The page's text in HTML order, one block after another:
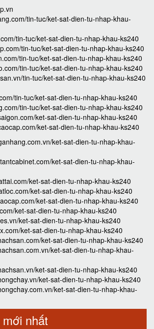
tin-tuc/ket-sat-dien-tu-nhap-khau-
tin-tuc/ket-sat-dien-tu-nhap-khau-ks240
tin-tuc/ket-sat-dien-tu-nhap-khau-ks240
tin-tuc/ket-sat-dien-tu-nhap-khau-ks240
tin-tuc/ket-sat-dien-tu-nhap-khau-ks240
tin-tuc/ket-sat-dien-tu-nhap-khau-ks240
tin-tuc/ket-sat-dien-tu-nhap-khau-ks240
tin-tuc/ket-sat-dien-tu-nhap-khau-ks240
ket-sat-dien-tu-nhap-khau-ks240
ket-sat-dien-tu-nhap-khau-ks240
ket-sat-dien-tu-nhap-khau-
ket-sat-dien-tu-nhap-khau-
ket-sat-dien-tu-nhap-khau-ks240
ket-sat-dien-tu-nhap-khau-ks240
ket-sat-dien-tu-nhap-khau-ks240
ket-sat-dien-tu-nhap-khau-ks240
ket-sat-dien-tu-nhap-khau-ks240
ket-sat-dien-tu-nhap-khau-ks240
ket-sat-dien-tu-nhap-khau-ks240
ket-sat-dien-tu-nhap-khau-
ket-sat-dien-tu-nhap-khau-ks240
ket-sat-dien-tu-nhap-khau-ks240
ket-sat-dien-tu-nhap-khau-
nhất